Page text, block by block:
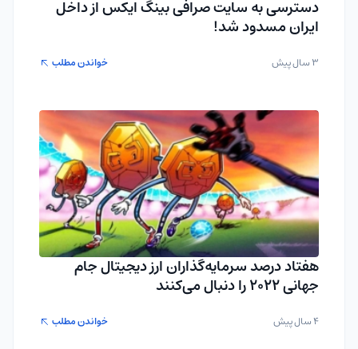
دسترسی به سایت صرافی بینگ ایکس از داخل
ایران مسدود شد!
3 سال پیش خواندن مطلب
هفتاد درصد سرمایه‌گذاران ارز دیجیتال جام
جهانی 2022 را دنبال می‌کنند
4 سال پیش خواندن مطلب